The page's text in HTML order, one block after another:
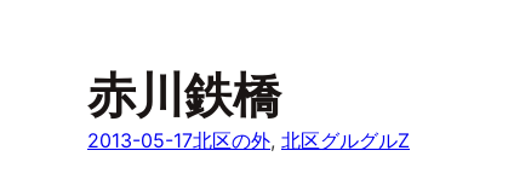
赤川鉄橋
2013-05-17北区の外, 北区グルグルZ